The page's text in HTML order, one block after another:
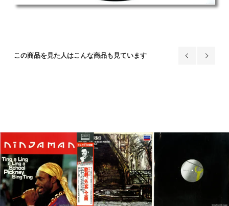
この商品を見た人はこんな商品も見ています